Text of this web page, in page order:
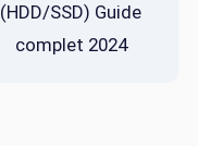
(HDD/SSD) Guide
complet 2024